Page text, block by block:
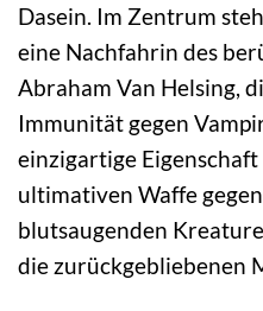
Dasein. Im Zentrum
eine Nachfahrin des
Abraham Van Helsing,
Immunität gegen
einzigartige
ultimativen Waffe
blutsaugenden
die zurückgebliebenen